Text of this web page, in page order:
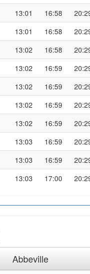
13:01 16:58
13:01 16:58
13:02 16:58
13:02 16:59
13:02 16:59
13:02 16:59
13:02 16:59
13:03 16:59
13:03 16:59
13:03 17:00
Abbeville